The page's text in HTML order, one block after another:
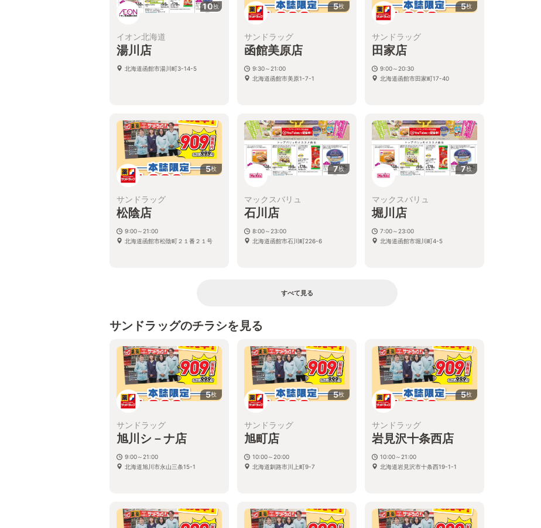
10枚
イオン北海道
湯川店
北海道函館市湯川町3-14-5
5枚
サンドラッグ
函館美原店
9:30～21:00
北海道函館市美原1-7-1
5枚
サンドラッグ
田家店
9:00～20:30
北海道函館市田家町17-40
5枚
サンドラッグ
松陰店
9:00～21:00
北海道函館市松陰町２１番２１号
7枚
マックスバリュ
石川店
8:00～23:00
北海道函館市石川町226-6
7枚
マックスバリュ
堀川店
7:00～23:00
北海道函館市堀川町4-5
すべて見る
サンドラッグのチラシを見る
5枚
サンドラッグ
旭川シ－ナ店
9:00～21:00
北海道旭川市永山三条15-1
5枚
サンドラッグ
旭町店
10:00～20:00
北海道釧路市川上町9-7
5枚
サンドラッグ
岩見沢十条西店
10:00～21:00
北海道岩見沢市十条西19-1-1